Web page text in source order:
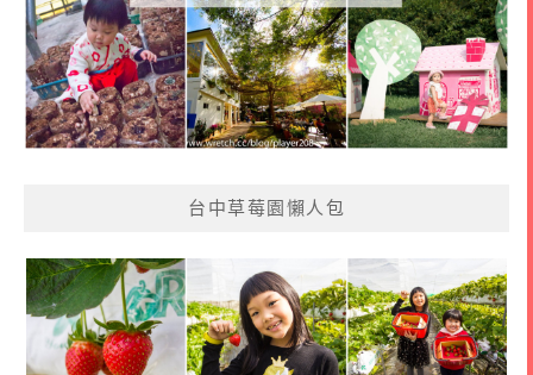
台中草莓園懶人包